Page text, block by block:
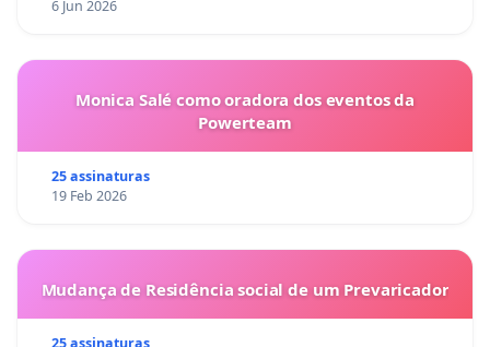
6 Jun 2026
Monica Salé como oradora dos eventos da
Powerteam
25 assinaturas
19 Feb 2026
Mudança de Residência social de um Prevaricador